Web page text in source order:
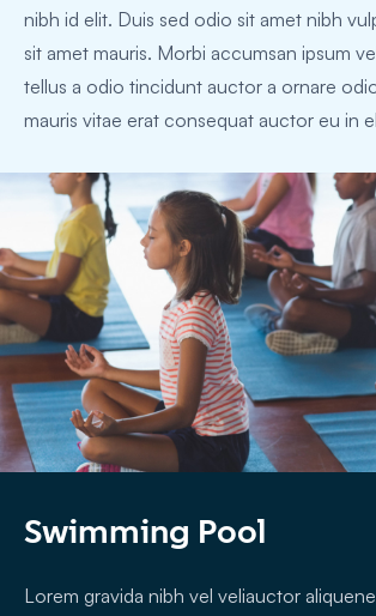
nibh id elit. Duis sed odio sit amet nibh
sit amet mauris. Morbi accumsan ipsum
tellus a odio tincidunt auctor a ornare
mauris vitae erat consequat auctor eu in
Swimming Pool
Lorem gravida nibh vel veliauctor